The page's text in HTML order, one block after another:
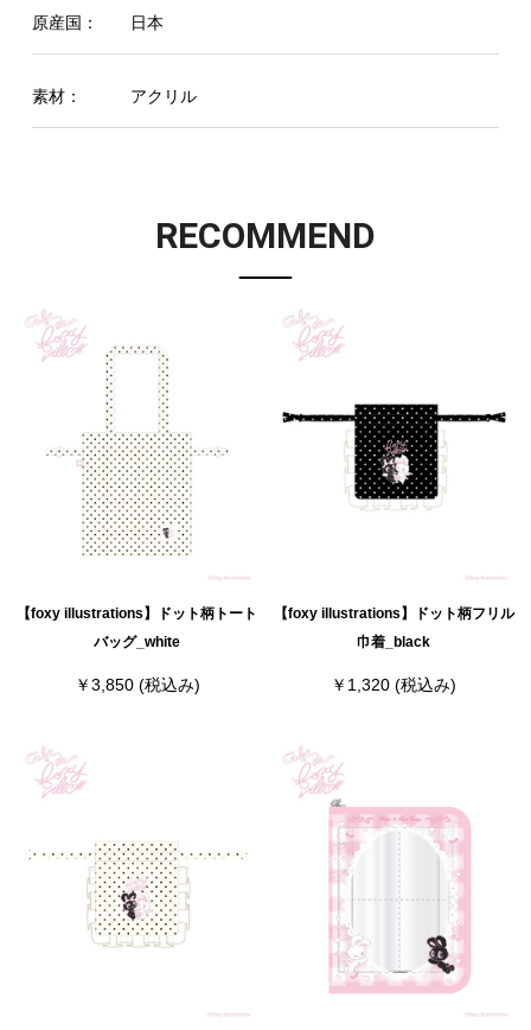
原産国： 日本
素材： アクリル
RECOMMEND
【foxy illustrations】ドット柄トート
バッグ_white
￥3,850 (税込み)
【foxy illustrations】ドット柄フリル
巾着_black
￥1,320(税込み)